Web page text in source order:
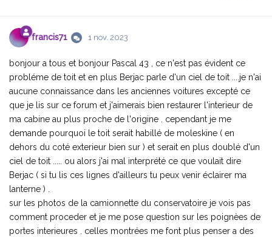
francis71 1 nov. 2023
bonjour a tous et bonjour Pascal 43 , ce n'est pas évident ce
probléme de toit et en plus Berjac parle d'un ciel de toit ....je n'ai
aucune connaissance dans les anciennes voitures excepté ce
que je lis sur ce forum et j'aimerais bien restaurer l'interieur de
ma cabine au plus proche de l'origine . cependant je me
demande pourquoi le toit serait habillé de moleskine ( en
dehors du coté exterieur bien sur ) et serait en plus doublé d'un
ciel de toit ..... ou alors j'ai mal interprété ce que voulait dire
Berjac ( si tu lis ces lignes d'ailleurs tu peux venir éclairer ma
lanterne ) .
sur les photos de la camionnette du conservatoire je vois pas
comment proceder et je me pose question sur les poignèes de
portes interieures . celles montrées me font plus penser a des